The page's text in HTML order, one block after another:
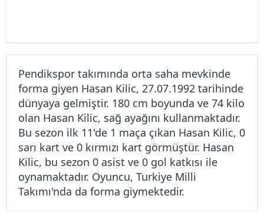
Pendikspor takımında orta saha mevkinde
forma giyen Hasan Kilic, 27.07.1992 tarihinde
dünyaya gelmiştir. 180 cm boyunda ve 74 kilo
olan Hasan Kilic, sağ ayağını kullanmaktadır.
Bu sezon ilk 11'de 1 maça çıkan Hasan Kilic, 0
sarı kart ve 0 kırmızı kart görmüştür. Hasan
Kilic, bu sezon 0 asist ve 0 gol katkısı ile
oynamaktadır. Oyuncu, Turkiye Milli
Takımı'nda da forma giymektedir.